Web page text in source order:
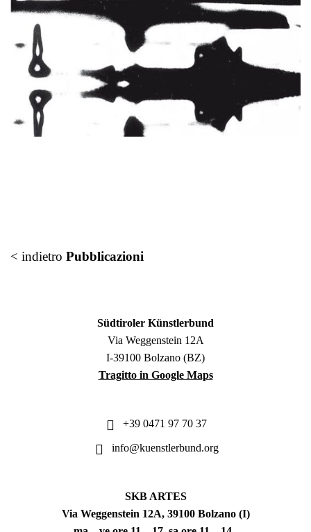
< indietro Pubblicazioni
Südtiroler Künstlerbund
Via Weggenstein 12A
I-39100 Bolzano (BZ)
Tragitto in Google Maps
+39 0471 97 70 37
info@kuenstlerbund.org
SKB ARTES
Via Weggenstein 12A, 39100 Bolzano (I)